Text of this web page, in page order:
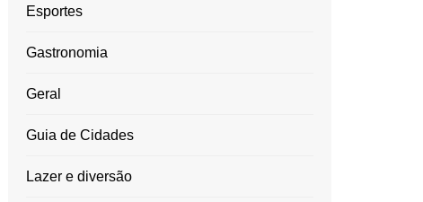
Esportes
Gastronomia
Geral
Guia de Cidades
Lazer e diversão